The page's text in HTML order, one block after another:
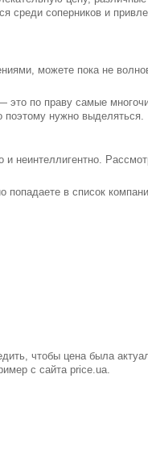
среди соперников и
можете пока не
это по праву самые
поэтому нужно выделяться.
и неинтеллигентно.
попадаете в список
чтобы цена была
с сайта price.ua.